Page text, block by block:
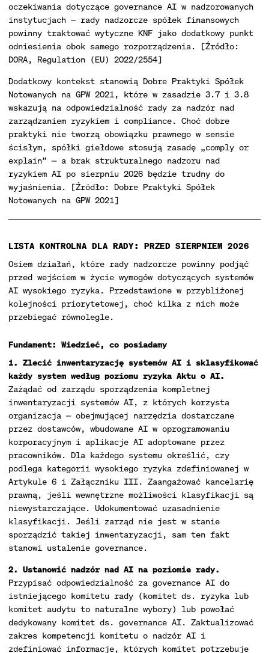
oczekiwania dotyczące governance AI w nadzorowanych
instytucjach — rady nadzorcze spółek finansowych
powinny traktować wytyczne KNF jako dodatkowy punkt
odniesienia obok samego rozporządzenia. [Źródło:
DORA, Regulation (EU) 2022/2554]
Dodatkowy kontekst stanowią Dobre Praktyki Spółek
Notowanych na GPW 2021, które w zasadzie 3.7 i 3.8
wskazują na odpowiedzialność rady za nadzór nad
zarządzaniem ryzykiem i compliance. Choć dobre
praktyki nie tworzą obowiązku prawnego w sensie
ścisłym, spółki giełdowe stosują zasadę „comply or
explain” — a brak strukturalnego nadzoru nad
ryzykiem AI po sierpniu 2026 będzie trudny do
wyjaśnienia. [Źródło: Dobre Praktyki Spółek
Notowanych na GPW 2021]
LISTA KONTROLNA DLA RADY: PRZED SIERPNIEM 2026
Osiem działań, które rady nadzorcze powinny podjąć
przed wejściem w życie wymogów dotyczących systemów
AI wysokiego ryzyka. Przedstawione w przybliżonej
kolejności priorytetowej, choć kilka z nich może
przebiegać równolegle.
Fundament: Wiedzieć, co posiadamy
1. Zlecić inwentaryzację systemów AI i sklasyfikować
każdy system według poziomu ryzyka Aktu o AI.
Zażądać od zarządu sporządzenia kompletnej
inwentaryzacji systemów AI, z których korzysta
organizacja — obejmującej narzędzia dostarczane
przez dostawców, wbudowane AI w oprogramowaniu
korporacyjnym i aplikacje AI adoptowane przez
pracowników. Dla każdego systemu określić, czy
podlega kategorii wysokiego ryzyka zdefiniowanej w
Artykule 6 i Załączniku III. Zaangażować kancelarię
prawną, jeśli wewnętrzne możliwości klasyfikacji są
niewystarczające. Udokumentować uzasadnienie
klasyfikacji. Jeśli zarząd nie jest w stanie
sporządzić takiej inwentaryzacji, sam ten fakt
stanowi ustalenie governance.
2. Ustanowić nadzór nad AI na poziomie rady.
Przypisać odpowiedzialność za governance AI do
istniejącego komitetu rady (komitet ds. ryzyka lub
komitet audytu to naturalne wybory) lub powołać
dedykowany komitet ds. governance AI. Zaktualizować
zakres kompetencji komitetu o nadzór AI i
zdefiniować informacje, których komitet potrzebuje